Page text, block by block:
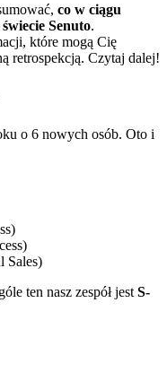
co w ciągu
Senuto.
które mogą Cię
retrospekcją. Czytaj dalej!
o 6 nowych osób. Oto i
Sales)
ten nasz zespół jest S-